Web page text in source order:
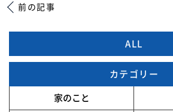
前の記事
ALL
カテゴリー
家のこと